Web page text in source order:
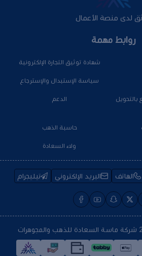
روابط مهمة
شهادة توثيق التجارة الإلكترونية
سياسة الإستبدال والإسترجاع
الدعم
حاسبة الذهب
ولاء السعادة
لدى منصة الأعمال
الهاتف البريد الإلكتروني تيليجرام
شركة ماسة السعادة للذهب والمجوهرات